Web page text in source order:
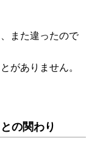
また違ったので
がありません。
の関わり